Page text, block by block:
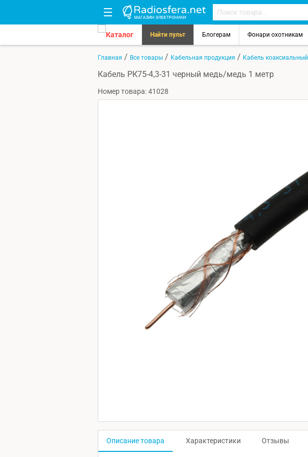
Каталог Найти пульт Блогерам Фонари охотникам
Главная / Все товары / Кабельная продукция / Кабель коаксиальный
Кабель РК75-4,3-31 черный медь/медь 1 метр
Номер товара: 41028
Описание товара Характеристики Отзывы